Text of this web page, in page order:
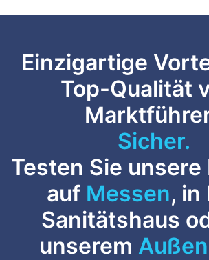
Einzigartige
Top-Qualität
Anpassbar.
Testen Sie
auf Messen, in
Sanitätshaus
unserem